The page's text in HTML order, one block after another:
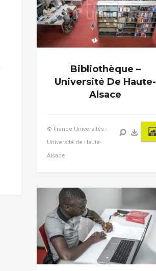
Bibliothèque –
Université De Haute-
Alsace
© France Universités -
Université de Haute-
Alsace